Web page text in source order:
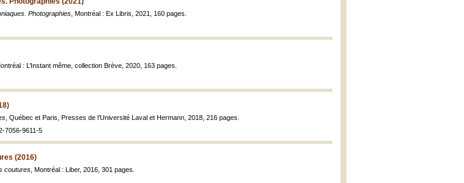
Photographies , Montréal : Ex Libris, 2021, 160 pages.
: L’Instant même, collection Brève, 2020, 163 pages.
, Québec et Paris, Presses de l’Université Laval et Hermann, 2018, 216 pages.
7056-9611-5
(2016)
coutures , Montréal : Liber, 2016, 301 pages.